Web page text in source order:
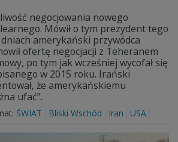
negocjowania nowego
Mówił o tym prezydent tego
amerykański przywódca
ofertę negocjacji z Teheranem
po tym jak wcześniej wycofał się
w 2015 roku. Irański
że amerykańskiemu
ufać”.
ŚWIAT Bliski Wschód Iran USA